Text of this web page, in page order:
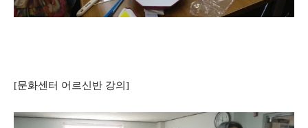
[문화센터 어르신반 강의]